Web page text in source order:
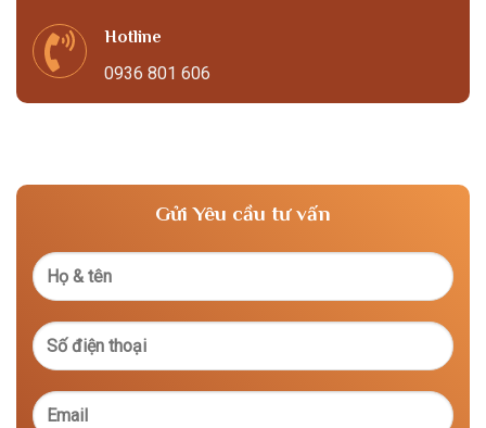
Hotline
0936 801 606
Gửi Yêu cầu tư vấn